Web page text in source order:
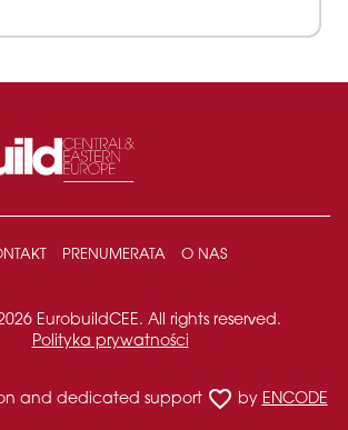
PRENUMERATA O NAS
EurobuildCEE. All rights reserved.
Polityka prywatności
and dedicated support favorite_border by ENCODE